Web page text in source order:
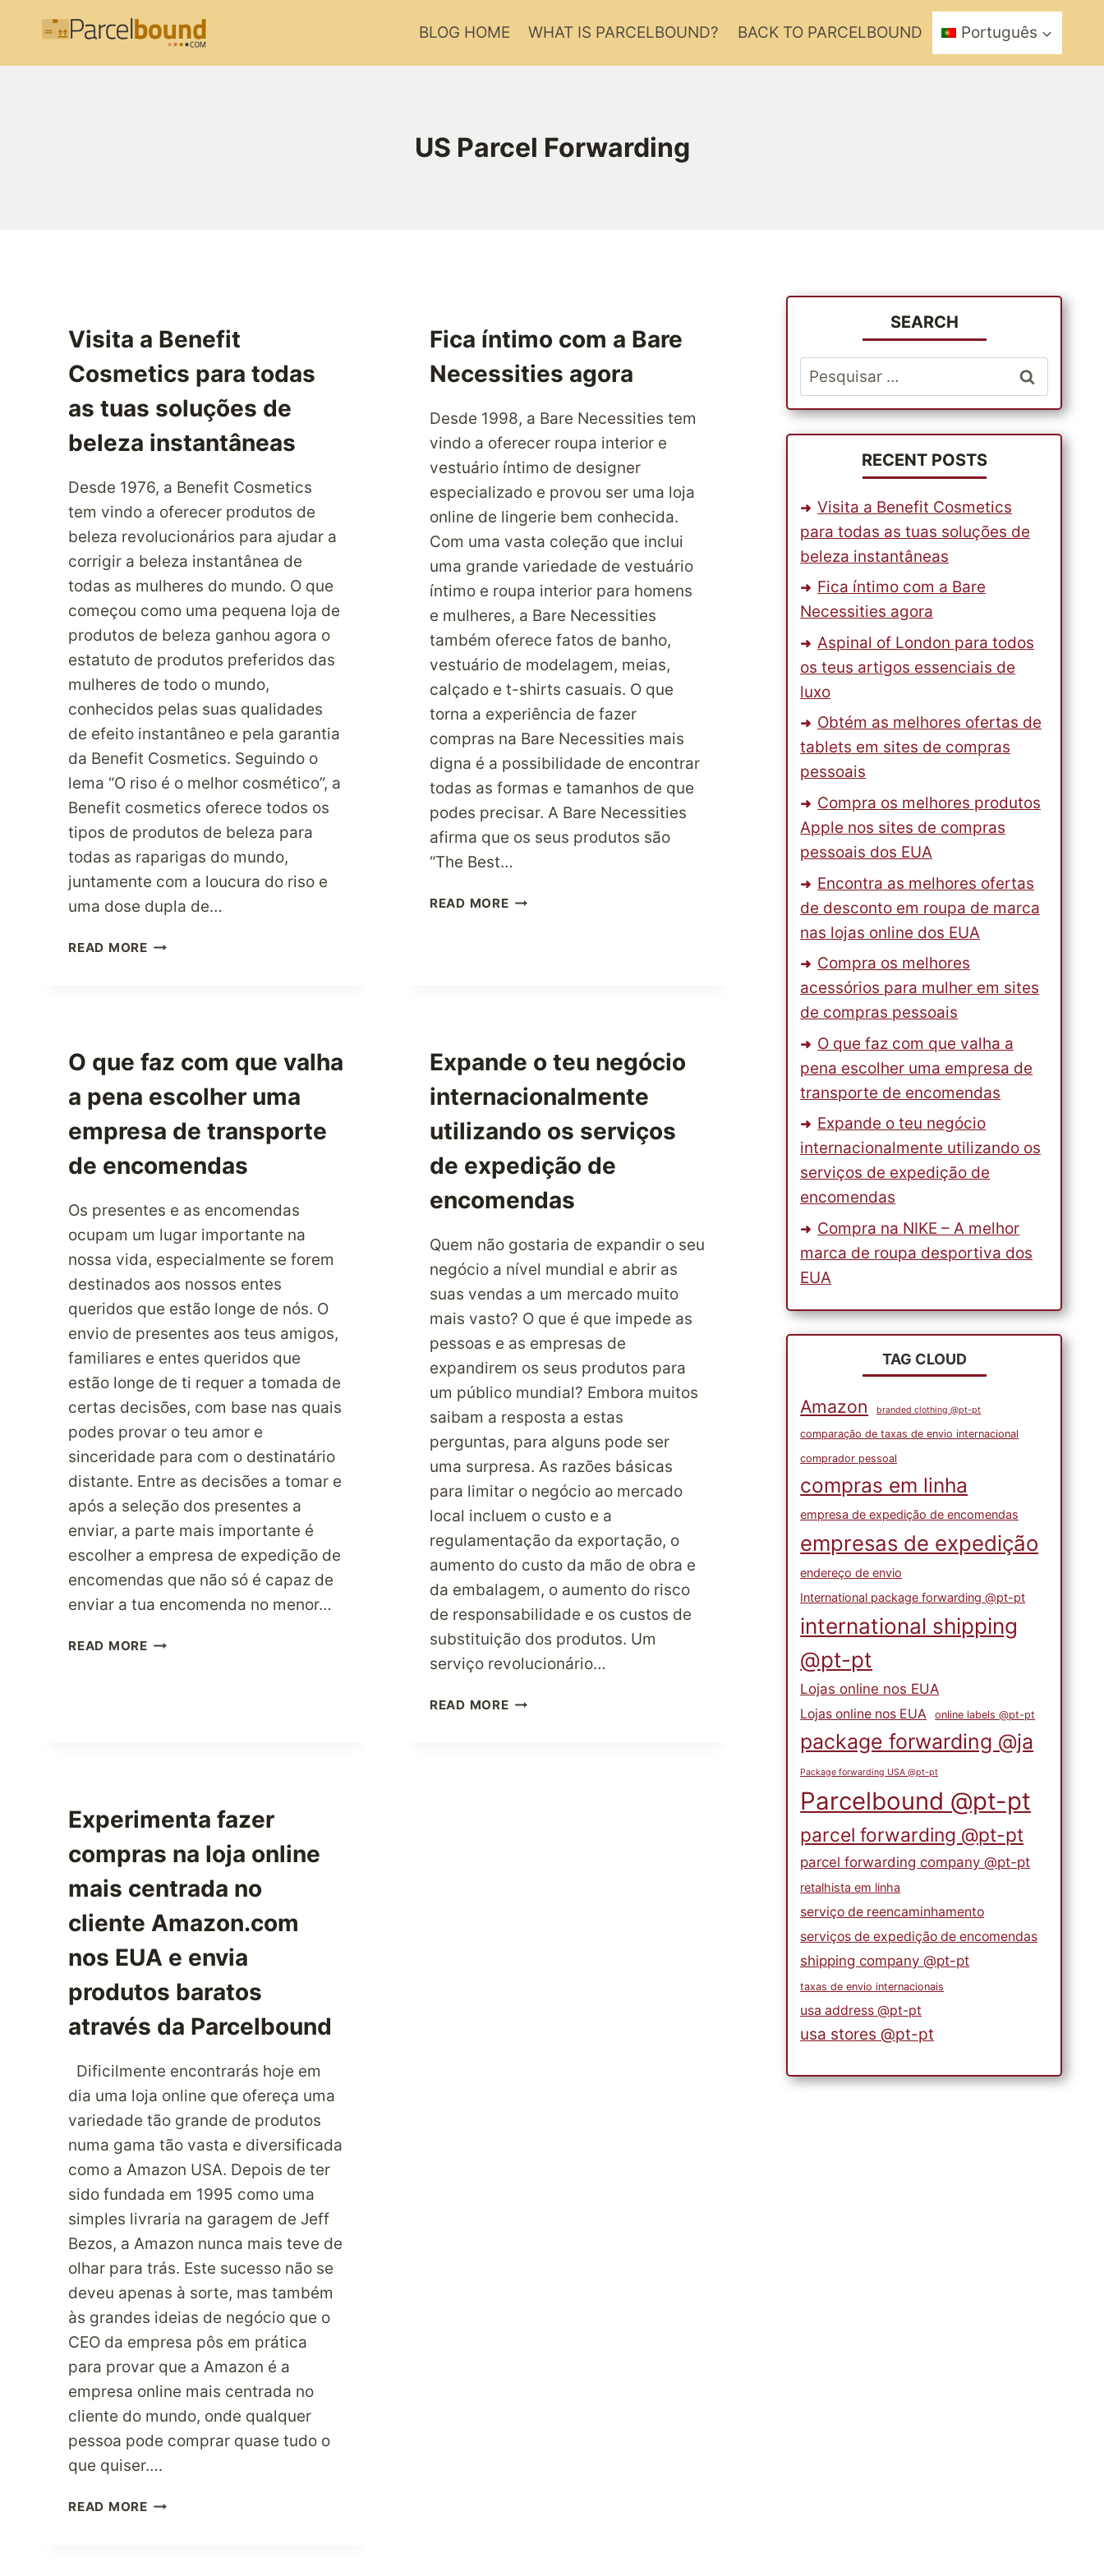
BLOG HOME WHAT IS PARCELBOUND? BACK TO PARCELBOUND Português
US Parcel Forwarding
Visita a Benefit
Cosmetics para todas
as tuas soluções de
beleza instantâneas
Desde 1976, a Benefit Cosmetics
tem vindo a oferecer produtos de
beleza revolucionários para ajudar a
corrigir a beleza instantânea de
todas as mulheres do mundo. O que
começou como uma pequena loja de
produtos de beleza ganhou agora o
estatuto de produtos preferidos das
mulheres de todo o mundo,
conhecidos pelas suas qualidades
de efeito instantâneo e pela garantia
da Benefit Cosmetics. Seguindo o
lema “O riso é o melhor cosmético”, a
Benefit cosmetics oferece todos os
tipos de produtos de beleza para
todas as raparigas do mundo,
juntamente com a loucura do riso e
uma dose dupla de…
READ MOREVISITA
AS
SOLUÇÕES
BELEZA
INSTANTÂNEAS
Fica íntimo com a Bare
Necessities agora
Desde 1998, a Bare Necessities tem
vindo a oferecer roupa interior e
vestuário íntimo de designer
especializado e provou ser uma loja
online de lingerie bem conhecida.
Com uma vasta coleção que inclui
uma grande variedade de vestuário
íntimo e roupa interior para homens
e mulheres, a Bare Necessities
também oferece fatos de banho,
vestuário de modelagem, meias,
calçado e t-shirts casuais. O que
torna a experiência de fazer
compras na Bare Necessities mais
digna é a possibilidade de encontrar
todas as formas e tamanhos de que
podes precisar. A Bare Necessities
afirma que os seus produtos são
“The Best…
READ MOREFICA
O que faz com que valha
a pena escolher uma
empresa de transporte
de encomendas
Os presentes e as encomendas
ocupam um lugar importante na
nossa vida, especialmente se forem
destinados aos nossos entes
queridos que estão longe de nós. O
envio de presentes aos teus amigos,
familiares e entes queridos que
estão longe de ti requer a tomada de
certas decisões, com base nas quais
podes provar o teu amor e
sinceridade para com o destinatário
distante. Entre as decisões a tomar e
após a seleção dos presentes a
enviar, a parte mais importante é
escolher a empresa de expedição de
encomendas que não só é capaz de
enviar a tua encomenda no menor…
READ MOREO
UMA
DE
TRANSPORTE
DE
ENCOMENDAS
Expande o teu negócio
internacionalmente
utilizando os serviços
de expedição de
encomendas
Quem não gostaria de expandir o seu
negócio a nível mundial e abrir as
suas vendas a um mercado muito
mais vasto? O que é que impede as
pessoas e as empresas de
expandirem os seus produtos para
um público mundial? Embora muitos
saibam a resposta a estas
perguntas, para alguns pode ser
uma surpresa. As razões básicas
para limitar o negócio ao mercado
local incluem o custo e a
regulamentação da exportação, o
aumento do custo da mão de obra e
da embalagem, o aumento do risco
de responsabilidade e os custos de
substituição dos produtos. Um
serviço revolucionário…
READ MOREEXPANDE
Experimenta fazer
compras na loja online
mais centrada no
cliente Amazon.com
nos EUA e envia
produtos baratos
através da Parcelbound
Dificilmente encontrarás hoje em
dia uma loja online que ofereça uma
variedade tão grande de produtos
numa gama tão vasta e diversificada
como a Amazon USA. Depois de ter
sido fundada em 1995 como uma
simples livraria na garagem de Jeff
Bezos, a Amazon nunca mais teve de
olhar para trás. Este sucesso não se
deveu apenas à sorte, mas também
às grandes ideias de negócio que o
CEO da empresa pôs em prática
para provar que a Amazon é a
empresa online mais centrada no
cliente do mundo, onde qualquer
pessoa pode comprar quase tudo o
que quiser….
READ MOREEXPERIMENTA
SEARCH
Pesquisar
por:
RECENT POSTS
Visita a Benefit Cosmetics
para todas as tuas soluções de
beleza instantâneas
Fica íntimo com a Bare
Necessities agora
Aspinal of London para todos
os teus artigos essenciais de
luxo
Obtém as melhores ofertas de
tablets em sites de compras
pessoais
Compra os melhores produtos
Apple nos sites de compras
pessoais dos EUA
Encontra as melhores ofertas
de desconto em roupa de marca
nas lojas online dos EUA
Compra os melhores
acessórios para mulher em sites
de compras pessoais
O que faz com que valha a
pena escolher uma empresa de
transporte de encomendas
Expande o teu negócio
internacionalmente utilizando os
serviços de expedição de
encomendas
Compra na NIKE – A melhor
marca de roupa desportiva dos
EUA
TAG CLOUD
Amazon branded clothing @pt-pt
comparação de taxas de envio internacional
comprador pessoal
compras em linha
empresa de expedição de encomendas
empresas de expedição
endereço de envio
International package forwarding @pt-pt
international shipping
@pt-pt
Lojas online nos EUA
Lojas online nos EUA online labels @pt-pt
package forwarding @ja
Package forwarding USA @pt-pt
Parcelbound @pt-pt
parcel forwarding @pt-pt
parcel forwarding company @pt-pt
retalhista em linha
serviço de reencaminhamento
serviços de expedição de encomendas
shipping company @pt-pt
taxas de envio internacionais
usa address @pt-pt
usa stores @pt-pt